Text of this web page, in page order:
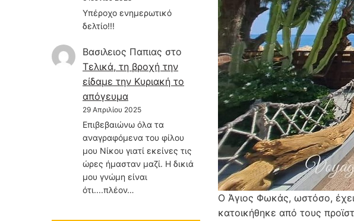
Υπέροχο ενημερωτικό
δελτίο!!!
Βασιλειος Παπιας στο
Τελικά, τη βροχή την
είδαμε την Κυριακή το
απόγευμα
29 Απριλίου 2025
Επιβεβαιώνω όλα τα
αναγραφόμενα του φίλου
μου Νίκου γιατί εκείνες τις
ώρες ήμασταν μαζί. Η δικιά
μου γνώμη είναι
ότι....πλέον…
Ο Άγιος Φωκάς, ωστόσο, έχει
κατοικήθηκε από τους